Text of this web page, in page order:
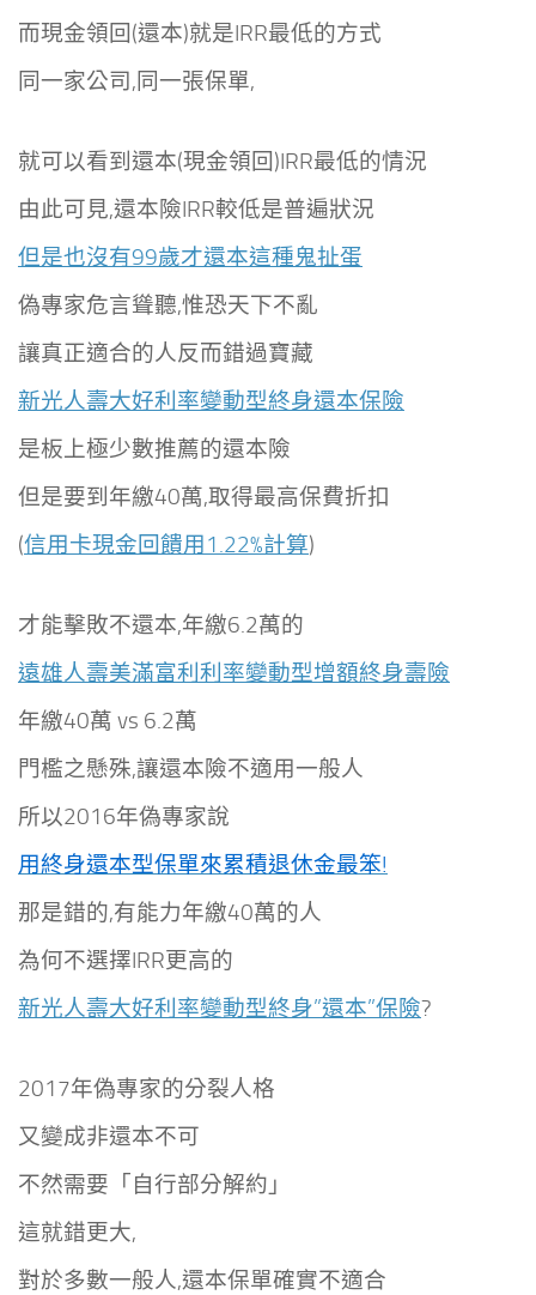
而現金領回(還本)就是IRR最低的方式
同一家公司,同一張保單,
就可以看到還本(現金領回)IRR最低的情況
由此可見,還本險IRR較低是普遍狀況
但是也沒有99歲才還本這種鬼扯蛋
偽專家危言聳聽,惟恐天下不亂
讓真正適合的人反而錯過寶藏
新光人壽大好利率變動型終身還本保險
是板上極少數推薦的還本險
但是要到年繳40萬,取得最高保費折扣
(信用卡現金回饋用1.22%計算)
才能擊敗不還本,年繳6.2萬的
遠雄人壽美滿富利利率變動型增額終身壽險
年繳40萬 vs 6.2萬
門檻之懸殊,讓還本險不適用一般人
所以2016年偽專家說
用終身還本型保單來累積退休金最笨!
那是錯的,有能力年繳40萬的人
為何不選擇IRR更高的
新光人壽大好利率變動型終身”還本”保險?
2017年偽專家的分裂人格
又變成非還本不可
不然需要「自行部分解約」
這就錯更大,
對於多數一般人,還本保單確實不適合